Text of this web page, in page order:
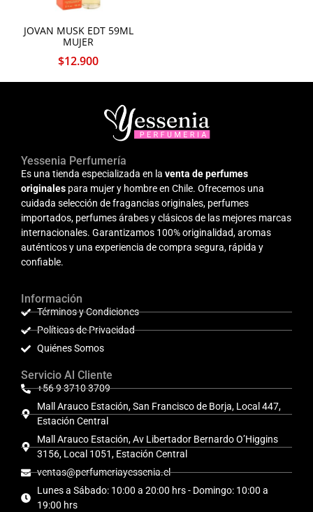
JOVAN MUSK EDT 59ML
MUJER
$12.900
Yessenia Perfumería
Es una tienda especializada en la venta de perfumes
originales para mujer y hombre en Chile. Ofrecemos una
cuidada selección de fragancias originales, perfumes
importados, perfumes árabes y clásicos de las mejores marcas
internacionales. Garantizamos 100% originalidad, aromas
auténticos y una experiencia de compra segura, rápida y
confiable.
Información
Términos y Condiciones
Políticas de Privacidad
Quiénes Somos
Servicio Al Cliente
+56 9 3710 3709
Mall Arauco Estación, San Francisco de Borja, Local 447,
Estación Central
Mall Arauco Estación, Av Libertador Bernardo O’Higgins
3156, Local 1051, Estación Central
ventas@perfumeriayessenia.cl
Lunes a Sábado: 10:00 a 20:00 hrs - Domingo: 10:00 a
19:00 hrs